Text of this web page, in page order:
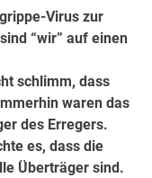
Virus zur
“wir” auf einen
schlimm, dass
waren das
des Erregers.
es, dass die
Überträger sind.